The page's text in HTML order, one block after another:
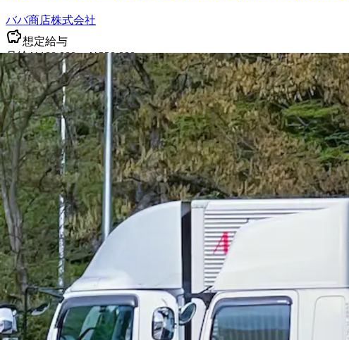
ババ商店株式会社
想定給与
月給￥180,000〜￥230,000
勤務時間
午前8時〜午後5時30分
勤務地
長崎県雲仙市
正社員トラック大型トラック・大型免許未経験者歓迎 年
気になる 詳しく見る
【完全週休2日制！】ドライバー｜長崎県雲
株式会社 音部 （リンガーハット）